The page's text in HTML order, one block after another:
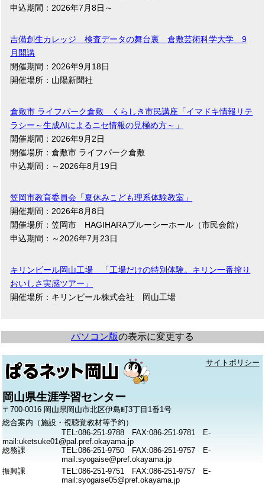
申込期間：2026年7月8日～
吉備創生カレッジ 検査データの舞台裏 倉敷芸術科学大学 9
月開講
開催期間：2026年9月18日
開催場所：山陽新聞社
倉敷市 ライフパーク倉敷 くらしき市民講座「イマドキ情報リテ
ラシー～生成AIによるニセ情報の見極め方～」
開催期間：2026年9月2日
開催場所：倉敷市 ライフパーク倉敷
申込期間：～2026年8月19日
笠岡市教育委員会「夏休みこども理系体験教室」
開催期間：2026年8月8日
開催場所：笠岡市 HAGIHARAブルーシーホール（市民会館）
申込期間：～2026年7月23日
キリンビール岡山工場 「工場だけの特別体験。キリン一番搾り
おいしさ実感ツアー」
開催場所：キリンビール株式会社 岡山工場
パソコン版の表示に変更する
サイトポリシー
岡山県生涯学習センター
〒700-0016 岡山県岡山市北区伊島町3丁目1番1号
総合案内（施設・視聴覚教材等予約）
TEL:086-251-9788 FAX:086-251-9781 E-
mail:uketsuke01@pal.pref.okayama.jp
総務課
TEL:086-251-9750 FAX:086-251-9757 E-
mail:syogaise@pref.okayama.jp
振興課
TEL:086-251-9751 FAX:086-251-9757 E-
mail:syogaise05@pref.okayama.jp